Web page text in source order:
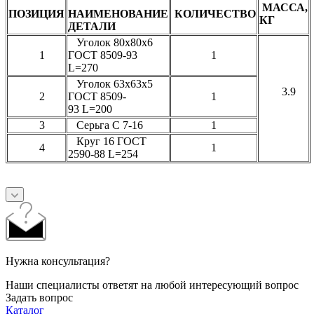
ПОЗИЦИЯ НАИМЕНОВАНИЕ
ДЕТАЛИ
КОЛИЧЕСТВО
МАССА,
КГ
1
Уголок 80х80х6
ГОСТ 8509-93
L=270
1
3.9
2
Уголок 63х63х5
ГОСТ 8509-
93 L=200
1
3 Серьга С 7-16
1
4
Круг 16 ГОСТ
2590-88 L=254
1
Нужна консультация?
Наши специалисты ответят на любой интересующий вопрос
Задать вопрос
Каталог